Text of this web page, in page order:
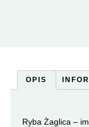
OPIS
Ryba Żaglica –